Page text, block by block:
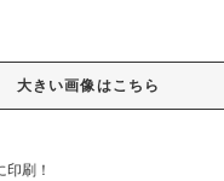
大きい画像はこちら
刷！